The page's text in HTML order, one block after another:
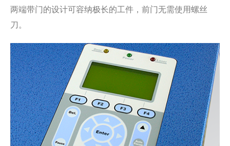
两端带门的设计可容纳极长的工件，前门无需使用螺丝
刀。